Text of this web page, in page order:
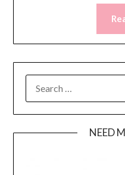
FOR:
NEED